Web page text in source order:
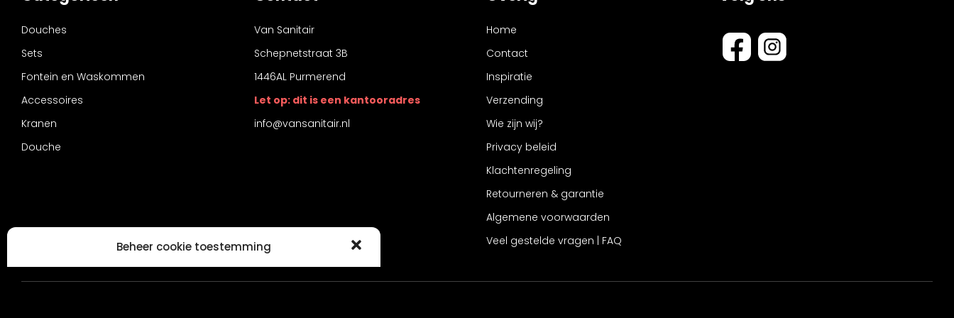
Beheer cookie toestemming
Douches
Sets
Fontein en Waskommen
Accessoires
Kranen
Douche
Van Sanitair
Schepnetstraat 3B
1446AL Purmerend
Let op: dit is een kantooradres
info@vansanitair.nl
Home
Contact
Inspiratie
Verzending
Wie zijn wij?
Privacy beleid
Klachtenregeling
Retourneren & garantie
Algemene voorwaarden
Veel gestelde vragen | FAQ